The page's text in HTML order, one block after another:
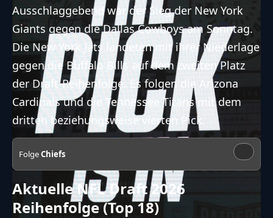
Ausschlaggebend war der Sieg der New York
Giants gegen die Dallas Cowboys am Sonntag.
Die New York Jets landeten mit ihrer Niederlage
gegen die Buffalo Bills auf dem zweiten Platz
der Draft-Reihenfolge. Es folgen die Arizona
Cardinals und die Tennessee Titans mit dem
dritten beziehungsweise vierten Pick.
FolgeChiefs
Aktuelle NFL Draft 2026
Reihenfolge (Top 18)